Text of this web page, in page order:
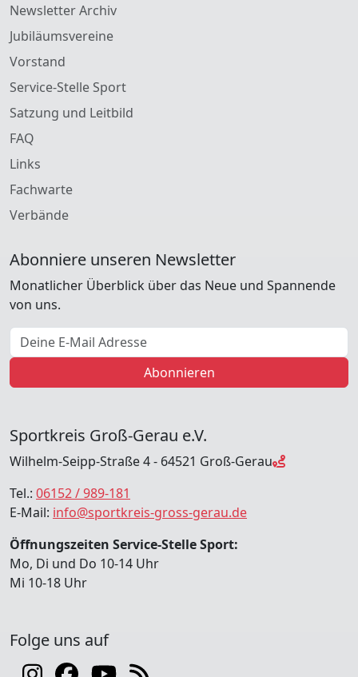
Newsletter Archiv
Jubiläumsvereine
Vorstand
Service-Stelle Sport
Satzung und Leitbild
FAQ
Links
Fachwarte
Verbände
Abonniere unseren Newsletter
Monatlicher Überblick über das Neue und Spannende
von uns.
E-Mail Adresse
Abonnieren
Sportkreis Groß-Gerau e.V.
Wilhelm-Seipp-Straße 4 - 64521 Groß-Gerau
Tel.: 06152 / 989-181
E-Mail: info@sportkreis-gross-gerau.de
Öffnungszeiten Service-Stelle Sport:
Mo, Di und Do 10-14 Uhr
Mi 10-18 Uhr
Folge uns auf